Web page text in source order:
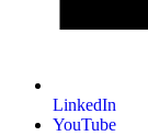
LinkedIn
YouTube